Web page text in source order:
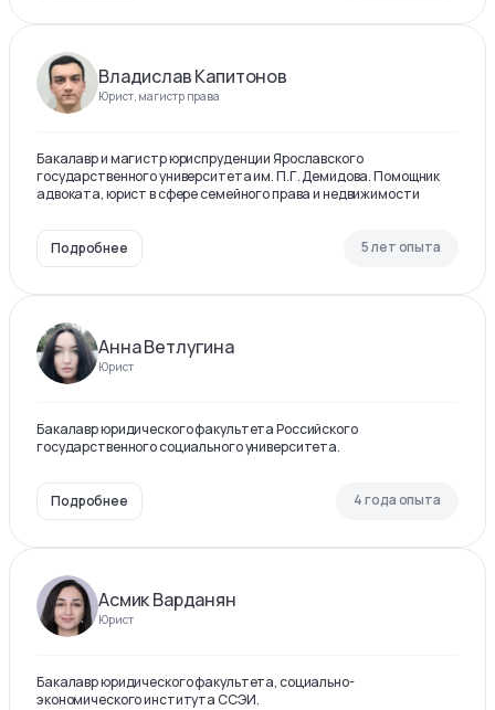
Владислав Капитонов
Юрист, магистр права
Бакалавр и магистр юриспруденции Ярославского
государственного университета им. П.Г. Демидова. Помощник
адвоката, юрист в сфере семейного права и недвижимости
Подробнее 5 лет опыта
Анна Ветлугина
Юрист
Бакалавр юридического факультета Российского
государственного социального университета.
Подробнее 4 года опыта
Асмик Варданян
Юрист
Бакалавр юридического факультета, социально-
экономического института ССЭИ.